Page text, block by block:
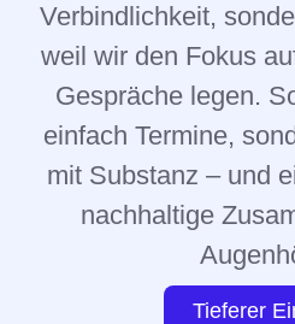
Verbindlichkeit,
weil wir den Fokus
Gespräche legen.
einfach Termine,
mit Substanz – und
nachhaltige
Tieferer